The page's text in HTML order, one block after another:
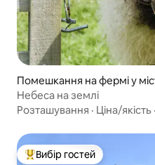
Помешкання на фермі у
ford
Небеса на землі
Розташування · Ціна/якість ·
Топ вибір гостей
Вибір гостей